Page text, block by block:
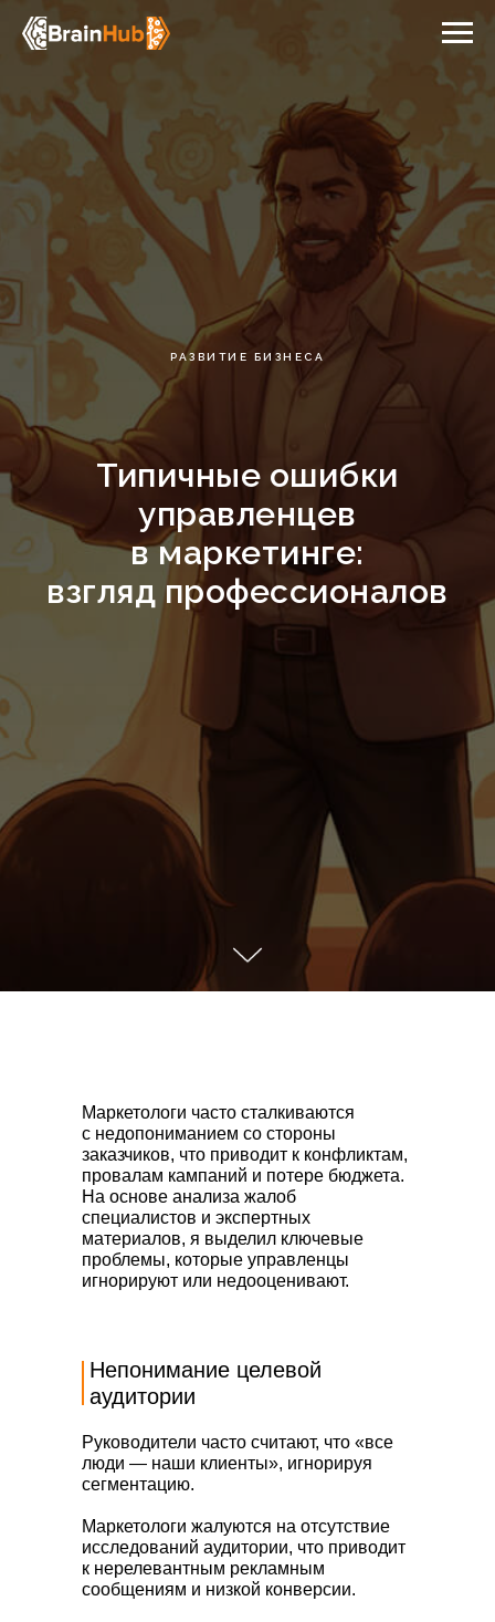
РАЗВИТИЕ БИЗНЕСА
Типичные ошибки
управленцев
в маркетинге:
взгляд профессионалов
Маркетологи часто сталкиваются
с недопониманием со стороны
заказчиков, что приводит к конфликтам,
провалам кампаний и потере бюджета.
На основе анализа жалоб
специалистов и экспертных
материалов, я выделил ключевые
проблемы, которые управленцы
игнорируют или недооценивают.
Непонимание целевой
аудитории
Руководители часто считают, что «все
люди — наши клиенты», игнорируя
сегментацию.
Маркетологи жалуются на отсутствие
исследований аудитории, что приводит
к нерелевантным рекламным
сообщениям и низкой конверсии.